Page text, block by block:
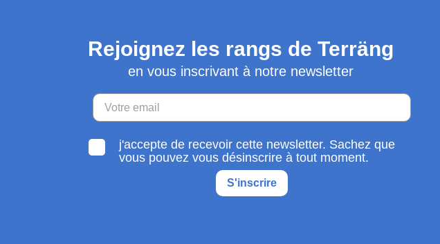
Rejoignez les rangs de Terräng
en vous inscrivant à notre newsletter
j'accepte de recevoir cette newsletter. Sachez que
vous pouvez vous désinscrire à tout moment.
S'inscrire